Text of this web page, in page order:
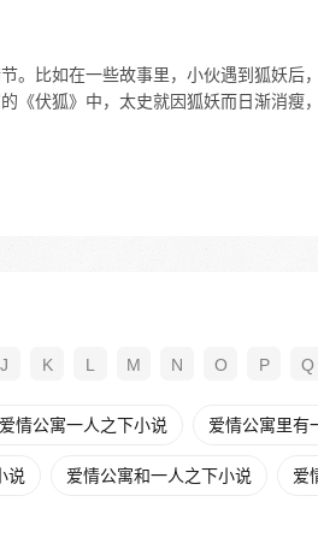
。比如在一些故事里，小伙遇到狐妖后
《伏狐》中，太史就因狐妖而日渐消瘦
J K L M N O P Q
爱情公寓一人之下小说 爱情公寓里有
说 爱情公寓和一人之下小说 爱